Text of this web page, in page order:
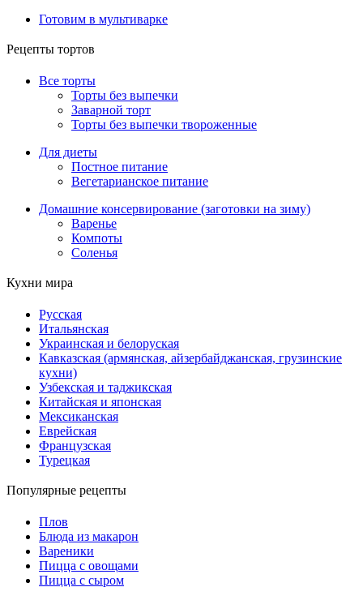
Готовим в мультиварке
Рецепты тортов
Все торты
Торты без выпечки
Заварной торт
Торты без выпечки твороженные
Для диеты
Постное питание
Вегетарианское питание
Домашние консервирование (заготовки на зиму)
Варенье
Компоты
Соленья
Кухни мира
Русская
Итальянская
Украинская и белоруская
Кавказская (армянская, айзербайджанская, грузинские
кухни)
Узбекская и таджикская
Китайская и японская
Мексиканская
Еврейская
Французская
Турецкая
Популярные рецепты
Плов
Блюда из макарон
Вареники
Пицца с овощами
Пицца с сыром